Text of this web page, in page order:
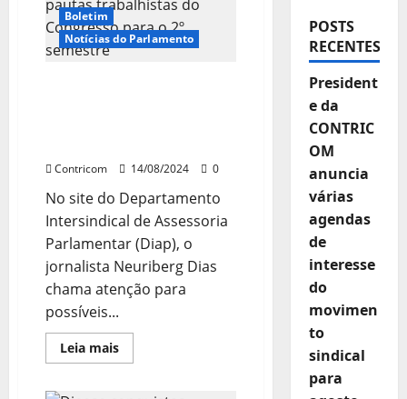
Boletim
Notícias do Parlamento
Contricom 14/08/2024 0
No site do Departamento
Intersindical de Assessoria
Parlamentar (Diap), o
jornalista Neuriberg Dias
chama atenção para
possíveis...
Leia maisLeia
mais
POSTS
RECENTES
President
e da
CONTRIC
OM
anuncia
várias
agendas
de
interesse
do
movimen
to
sindical
para